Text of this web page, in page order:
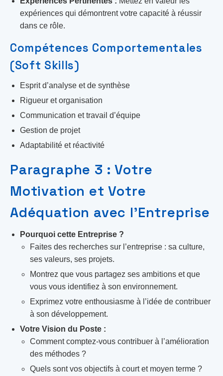
expériences qui démontrent votre capacité à réussir
dans ce rôle.
Compétences Comportementales
(Soft Skills)
Esprit d’analyse et de synthèse
Rigueur et organisation
Communication et travail d’équipe
Gestion de projet
Adaptabilité et réactivité
Paragraphe 3 : Votre
Motivation et Votre
Adéquation avec l’Entreprise
Pourquoi cette Entreprise ?
Faites des recherches sur l’entreprise : sa culture,
ses valeurs, ses projets.
Montrez que vous partagez ses ambitions et que
vous vous identifiez à son environnement.
Exprimez votre enthousiasme à l’idée de contribuer
à son développement.
Votre Vision du Poste :
Comment comptez-vous contribuer à l’amélioration
des méthodes ?
Quels sont vos objectifs à court et moyen terme ?